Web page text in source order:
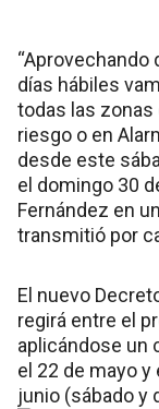
“Aprovechando
días hábiles
todas las zonas
riesgo o en
desde este
el domingo 30
Fernández en
transmitió por
El nuevo
regirá entre el
aplicándose un
el 22 de mayo y
junio (sábado y